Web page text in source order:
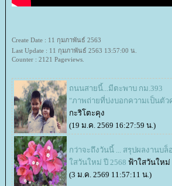
Create Date : 11 กุมภาพันธ์ 2563
Last Update : 11 กุมภาพันธ์ 2563 13:57:00 น.
Counter : 2121 Pageviews.
ถนนสายนี้...มีตะพาบ กม.393
"ภาพถ่ายที่บ่งบอกความเป็นตั
กะริโตะคุง
(19 ม.ค. 2569 16:27:59 น.)
กว่าจะถึงวันนี้ ... สรุปผลงานบล็
สวันใหม่ ปี 2568 ฟ้าใสวันใหม่
(3 ม.ค. 2569 11:57:11 น.)